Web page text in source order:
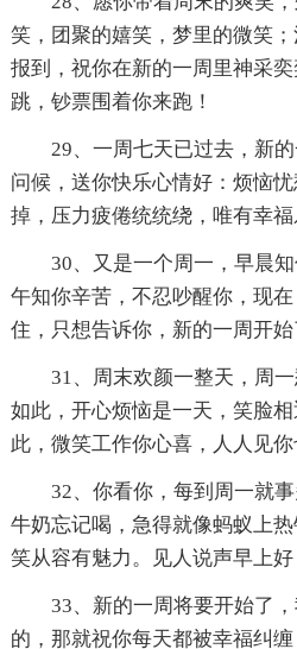
笑，团聚的嬉笑，梦里的微笑
报到，祝你在新的一周里神采
跳，钞票围着你来跑！
29、一周七天已过去，新
问候，送你快乐心情好：烦恼
掉，压力疲倦统统绕，唯有幸福
30、又是一个周一，早晨
午知你辛苦，不忍吵醒你，现
住，只想告诉你，新的一周开始
31、周末欢颜一整天，周
如此，开心烦恼是一天，笑脸
此，微笑工作你心喜，人人见你
32、你看你，每到周一就
牛奶忘记喝，急得就像蚂蚁上
笑从容有魅力。见人说声早上好
33、新的一周将要开始了
的，那就祝你每天都被幸福纠